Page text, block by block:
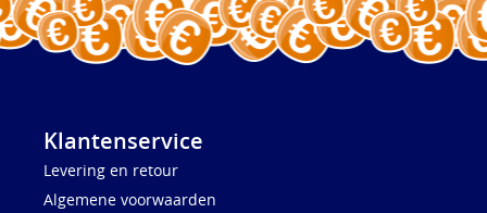
Klantenservice
Levering en retour
Algemene voorwaarden